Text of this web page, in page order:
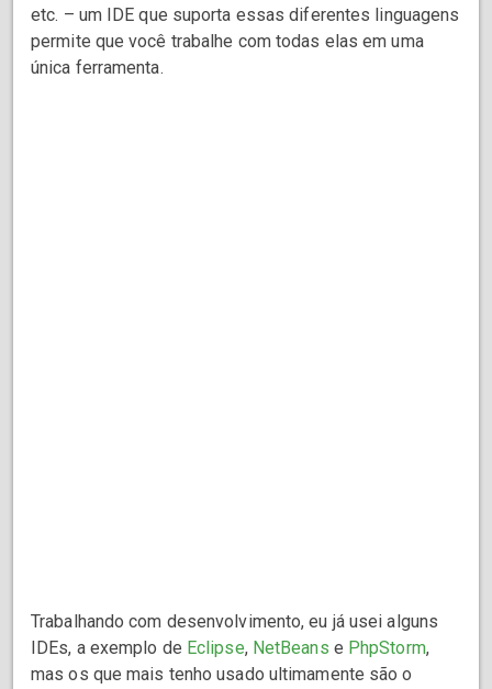
etc. – um IDE que suporta essas diferentes linguagens
permite que você trabalhe com todas elas em uma
única ferramenta.
Trabalhando com desenvolvimento, eu já usei alguns
IDEs, a exemplo de Eclipse, NetBeans e PhpStorm,
mas os que mais tenho usado ultimamente são o